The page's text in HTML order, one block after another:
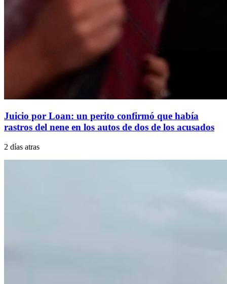
Juicio por Loan: un perito confirmó que había
rastros del nene en los autos de dos de los acusados
2 días atras